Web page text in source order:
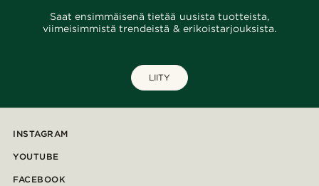
Saat ensimmäisenä tietää uusista tuotteista,
viimeisimmistä trendeistä & erikoistarjouksista.
LIITY
INSTAGRAM
YOUTUBE
FACEBOOK